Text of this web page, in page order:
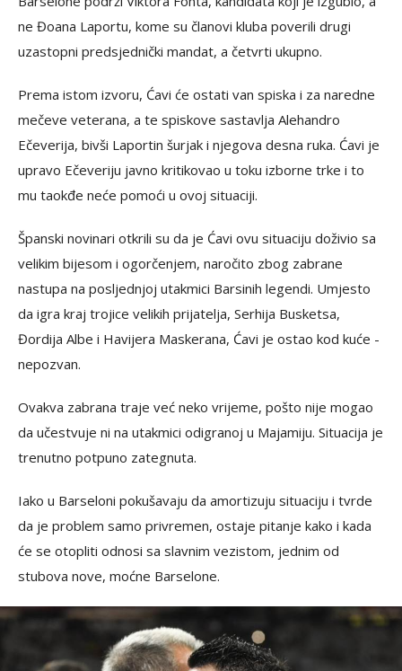
ne Đoana Laportu, kome su članovi kluba poverili drugi
uzastopni predsjednički mandat, a četvrti ukupno.
Prema istom izvoru, Ćavi će ostati van spiska i za naredne
mečeve veterana, a te spiskove sastavlja Alehandro
Ečeverija, bivši Laportin šurjak i njegova desna ruka. Ćavi je
upravo Ečeveriju javno kritikovao u toku izborne trke i to
mu taokđe neće pomoći u ovoj situaciji.
Španski novinari otkrili su da je Ćavi ovu situaciju doživio sa
velikim bijesom i ogorčenjem, naročito zbog zabrane
nastupa na posljednjoj utakmici Barsinih legendi. Umjesto
da igra kraj trojice velikih prijatelja, Serhija Busketsa,
Đordija Albe i Havijera Maskerana, Ćavi je ostao kod kuće -
nepozvan.
Ovakva zabrana traje već neko vrijeme, pošto nije mogao
da učestvuje ni na utakmici odigranoj u Majamiju. Situacija je
trenutno potpuno zategnuta.
Iako u Barseloni pokušavaju da amortizuju situaciju i tvrde
da je problem samo privremen, ostaje pitanje kako i kada
će se otopliti odnosi sa slavnim vezistom, jednim od
stubova nove, moćne Barselone.